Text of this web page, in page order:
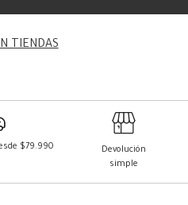
TIENDAS
$79.990
Devolución
simple